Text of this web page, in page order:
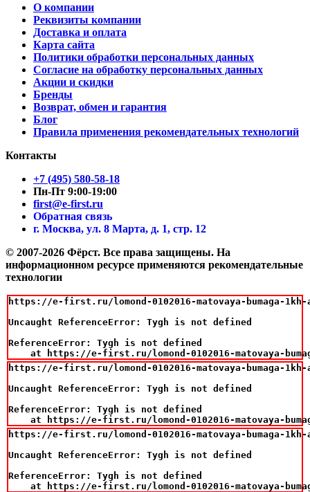
О компании
Реквизиты компании
Доставка и оплата
Карта сайта
Политики обработки персональных данных
Согласие на обработку персональных данных
Акции и скидки
Бренды
Возврат, обмен и гарантия
Блог
Правила применения рекомендательных технологий
Контакты
+7 (495) 580-58-18
Пн-Пт 9:00-19:00
first@e-first.ru
Обратная связь
г. Москва, ул. 8 Марта, д. 1, стр. 12
© 2007-2026 Фёрст. Все права защищены. На
информационном ресурсе применяются рекомендательные
технологии
https://e-first.ru/lomond-0102016-matovaya-bumaga-1kh-
Uncaught ReferenceError: Tygh is not defined
ReferenceError: Tygh is not defined
at https://e-first.ru/lomond-0102016-matovaya-
https://e-first.ru/lomond-0102016-matovaya-bumaga-1kh-
Uncaught ReferenceError: Tygh is not defined
ReferenceError: Tygh is not defined
at https://e-first.ru/lomond-0102016-matovaya-
https://e-first.ru/lomond-0102016-matovaya-bumaga-1kh-
Uncaught ReferenceError: Tygh is not defined
ReferenceError: Tygh is not defined
at https://e-first.ru/lomond-0102016-matovaya-